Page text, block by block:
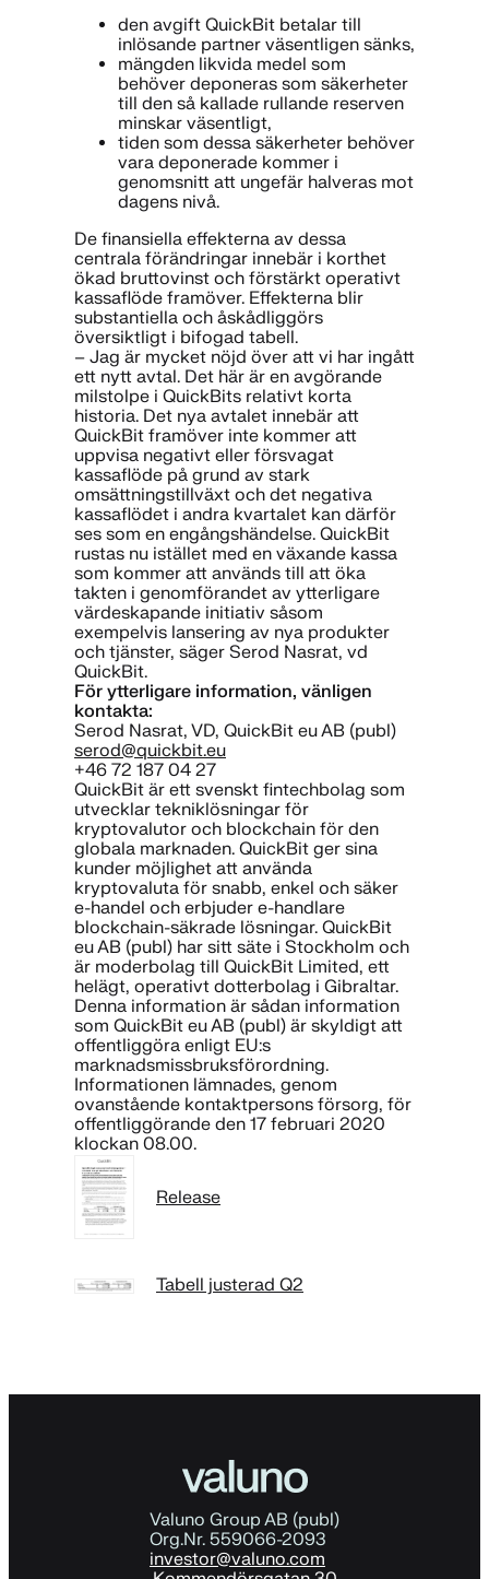
den avgift QuickBit betalar till
inlösande partner väsentligen sänks,
mängden likvida medel som
behöver deponeras som säkerheter
till den så kallade rullande reserven
minskar väsentligt,
tiden som dessa säkerheter behöver
vara deponerade kommer i
genomsnitt att ungefär halveras mot
dagens nivå.
De finansiella effekterna av dessa
centrala förändringar innebär i korthet
ökad bruttovinst och förstärkt operativt
kassaflöde framöver. Effekterna blir
substantiella och åskådliggörs
översiktligt i bifogad tabell.
– Jag är mycket nöjd över att vi har ingått
ett nytt avtal. Det här är en avgörande
milstolpe i QuickBits relativt korta
historia. Det nya avtalet innebär att
QuickBit framöver inte kommer att
uppvisa negativt eller försvagat
kassaflöde på grund av stark
omsättningstillväxt och det negativa
kassaflödet i andra kvartalet kan därför
ses som en engångshändelse. QuickBit
rustas nu istället med en växande kassa
som kommer att används till att öka
takten i genomförandet av ytterligare
värdeskapande initiativ såsom
exempelvis lansering av nya produkter
och tjänster, säger Serod Nasrat, vd
QuickBit.
För ytterligare information, vänligen
kontakta:
Serod Nasrat, VD, QuickBit eu AB (publ)
serod@quickbit.eu
+46 72 187 04 27
QuickBit är ett svenskt fintechbolag som
utvecklar tekniklösningar för
kryptovalutor och blockchain för den
globala marknaden. QuickBit ger sina
kunder möjlighet att använda
kryptovaluta för snabb, enkel och säker
e-handel och erbjuder e-handlare
blockchain-säkrade lösningar. QuickBit
eu AB (publ) har sitt säte i Stockholm och
är moderbolag till QuickBit Limited, ett
helägt, operativt dotterbolag i Gibraltar.
Denna information är sådan information
som QuickBit eu AB (publ) är skyldigt att
offentliggöra enligt EU:s
marknadsmissbruksförordning.
Informationen lämnades, genom
ovanstående kontaktpersons försorg, för
offentliggörande den 17 februari 2020
klockan 08.00.
Release
Tabell justerad Q2
Valuno Group AB (publ)
Org.Nr. 559066-2093
investor@valuno.com